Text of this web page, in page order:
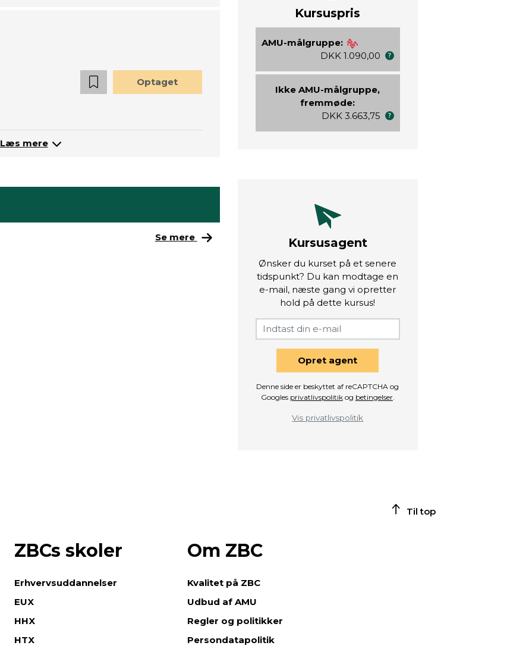
Optaget
Læs mere
Se mere
Kursuspris
AMU-målgruppe:
DKK 1.090,00
Ikke AMU-målgruppe,
fremmøde:
DKK 3.663,75
Kursusagent
Ønsker du kurset på et senere
tidspunkt? Du kan modtage en
e-mail, næste gang vi opretter
hold på dette kursus!
Opret agent
Denne side er beskyttet af reCAPTCHA og
Googles privatlivspolitikog betingelser.
Vis privatlivspolitik
Til top
ZBCs skoler
Erhvervsuddannelser
EUX
HHX
HTX
Om ZBC
Kvalitet på ZBC
Udbud af AMU
Regler og politikker
Persondatapolitik